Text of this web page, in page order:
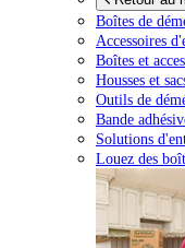
Boîtes de
Accessoires
Boîtes et
Housses et
Outils de
Bande
Solutions
Louez des